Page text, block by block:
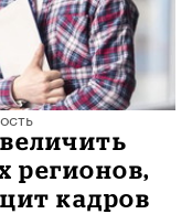
регионов,
кадров